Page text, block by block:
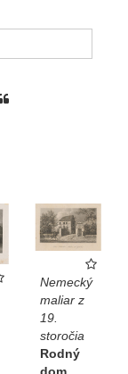
Nemecký
maliar z
19.
storočia
Rodný